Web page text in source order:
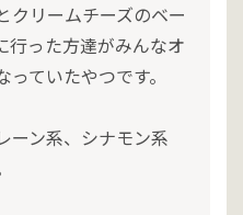
クリームチーズのベー
行った方達がみんなオ
ていたやつです。
ーン系、シナモン系